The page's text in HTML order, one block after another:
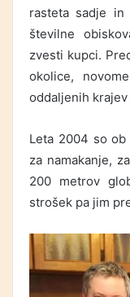
rasteta sadje
številne
zvesti kupci.
okolice,
oddaljenih
Leta 2004 so
za namakanje,
200 metrov
strošek pa jim